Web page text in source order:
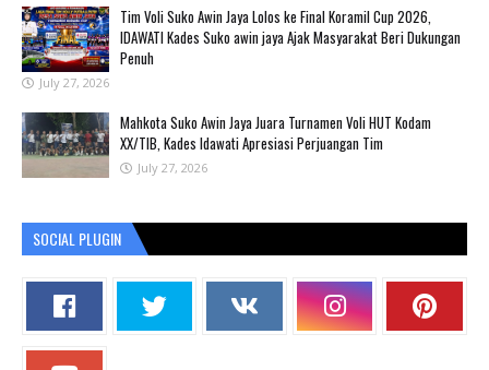
Tim Voli Suko Awin Jaya Lolos ke Final Koramil Cup 2026,
IDAWATI Kades Suko awin jaya Ajak Masyarakat Beri Dukungan
Penuh
July 27, 2026
Mahkota Suko Awin Jaya Juara Turnamen Voli HUT Kodam
XX/TIB, Kades Idawati Apresiasi Perjuangan Tim
July 27, 2026
SOCIAL PLUGIN